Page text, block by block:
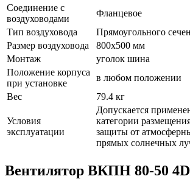
Соединение с
воздуховодами
Фланцевое
Тип воздуховода
Прямоугольного
Размер воздуховода
800х500 мм
Монтаж
уголок шина
Положение корпуса
при установке
в любом положении
Вес
79.4 кг
Условия
эксплуатации
Допускается
категории
защиты от
прямых солнечных
Вентилятор ВКПН 80-50